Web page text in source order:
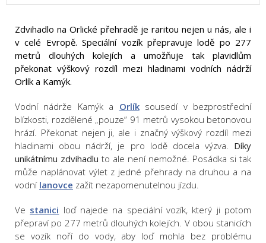
Zdvihadlo na Orlické přehradě je raritou nejen u nás, ale i
v celé Evropě. Speciální vozík přepravuje lodě po 277
metrů dlouhých kolejích a umožňuje tak plavidlům
překonat výškový rozdíl mezi hladinami vodních nádrží
Orlík a Kamýk.
Vodní nádrže Kamýk a Orlíksousedí v bezprostřední
blízkosti, rozdělené „pouze“ 91 metrů vysokou betonovou
hrází. Překonat nejen ji, ale i značný výškový rozdíl mezi
hladinami obou nádrží, je pro lodě docela výzva. Díky
unikátnímu zdvihadlu to ale není nemožné. Posádka si tak
může naplánovat výlet z jedné přehrady na druhou a na
vodní lanovce zažít nezapomenutelnou jízdu.
Ve stanici loď najede na speciální vozík, který ji potom
přepraví po 277 metrů dlouhých kolejích. V obou stanicích
se vozík noří do vody, aby loď mohla bez problému